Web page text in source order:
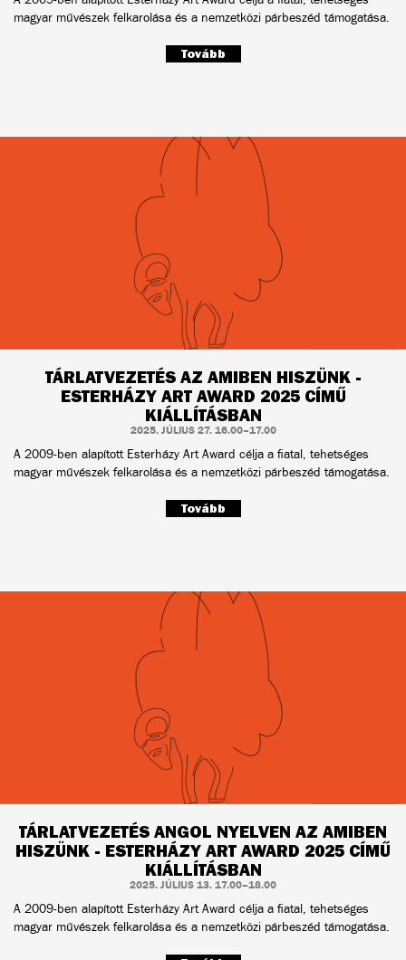
magyar művészek felkarolása és a nemzetközi párbeszéd támogatása.
Tovább
TÁRLATVEZETÉS AZ AMIBEN HISZÜNK -
ESTERHÁZY ART AWARD 2025 CÍMŰ
KIÁLLÍTÁSBAN
2025. JÚLIUS 27. 16.00–17.00
A 2009-ben alapított Esterházy Art Award célja a fiatal, tehetséges
magyar művészek felkarolása és a nemzetközi párbeszéd támogatása.
Tovább
TÁRLATVEZETÉS ANGOL NYELVEN AZ AMIBEN
HISZÜNK - ESTERHÁZY ART AWARD 2025 CÍMŰ
KIÁLLÍTÁSBAN
2025. JÚLIUS 13. 17.00–18.00
A 2009-ben alapított Esterházy Art Award célja a fiatal, tehetséges
magyar művészek felkarolása és a nemzetközi párbeszéd támogatása.